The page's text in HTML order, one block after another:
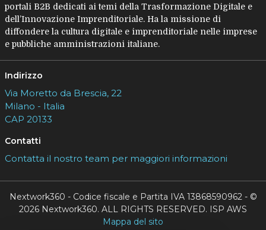
portali B2B dedicati ai temi della Trasformazione Digitale e
dell’Innovazione Imprenditoriale. Ha la missione di
diffondere la cultura digitale e imprenditoriale nelle imprese
e pubbliche amministrazioni italiane.
Indirizzo
Via Moretto da Brescia, 22
Milano - Italia
CAP 20133
Contatti
Contatta il nostro team per maggiori informazioni
Nextwork360 - Codice fiscale e Partita IVA 13868590962 - ©
2026 Nextwork360. ALL RIGHTS RESERVED. ISP AWS
Mappa del sito